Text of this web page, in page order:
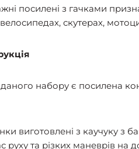
посилені з гачками
скутерах,
набору є посилена
виготовлені з каучуку з
руху та різких маневрів на